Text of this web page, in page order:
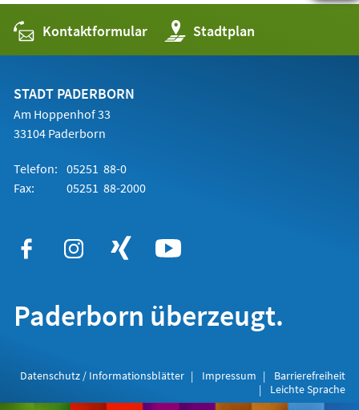
Kontaktformular Stadtplan
(Öffnet
in
einem
STADT PADERBORN
Am Hoppenhof 33
33104 Paderborn
Telefon: 05251 88-0
Fax:
05251 88-2000
Paderborn überzeugt.
Datenschutz / Informationsblätter Impressum
Barrierefreiheit
Leichte Sprache